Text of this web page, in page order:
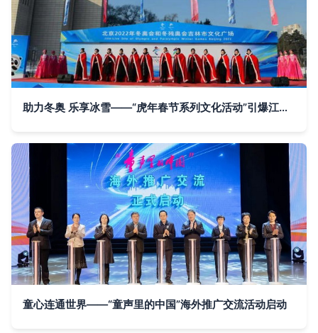
助力冬奥 乐享冰雪——“虎年春节系列文化活动”引爆江城冰雪热潮
童心连通世界——“童声里的中国”海外推广交流活动启动